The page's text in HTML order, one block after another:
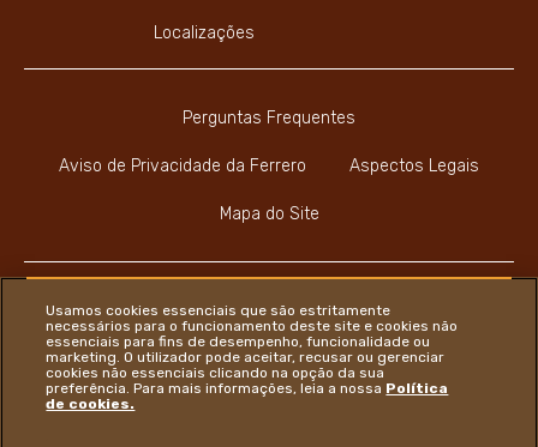
Perguntas Frequentes
Aviso de Privacidade da Ferrero Aspectos Legais
Mapa do Site
Localizações
Youtube Channel
Instagram
LinkedIn
Usamos cookies essenciais que são estritamente
necessários para o funcionamento deste site e cookies não
essenciais para fins de desempenho, funcionalidade ou
marketing. O utilizador pode aceitar, recusar ou gerenciar
cookies não essenciais clicando na opção da sua
preferência. Para mais informações, leia a nossa Política
de cookies.